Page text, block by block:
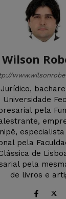
Wilson
pela
pela
de
pela
de livros e